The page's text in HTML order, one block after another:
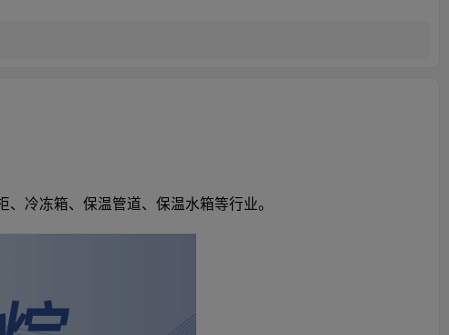
冷冻箱、保温管道、保温水箱等行业。